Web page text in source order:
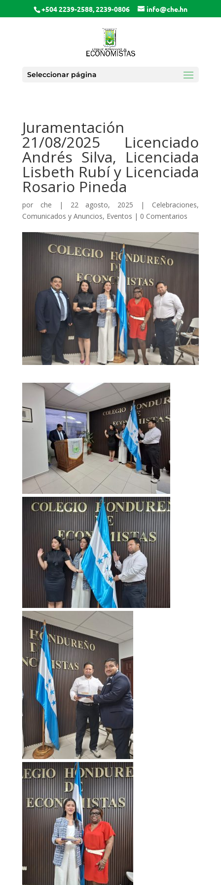
+504 2239-2588, 2239-0806 info@che.hn
Seleccionar página
Juramentación
21/08/2025 Licenciado
Andrés Silva, Licenciada
Lisbeth Rubí y Licenciada
Rosario Pineda
por che | 22 agosto, 2025 | Celebraciones,
Comunicados y Anuncios, Eventos | 0 Comentarios